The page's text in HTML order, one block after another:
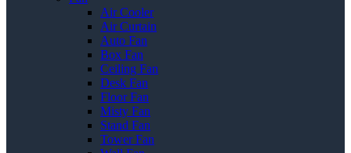
Air Cooler
Air Curtain
Auto Fan
Box Fan
Ceiling Fan
Desk Fan
Floor Fan
Misty Fan
Stand Fan
Tower Fan